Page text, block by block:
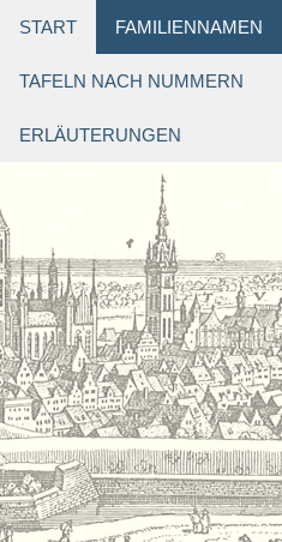
START FAMILIENNAMEN
TAFELN NACH NUMMERN
ERLÄUTERUNGEN